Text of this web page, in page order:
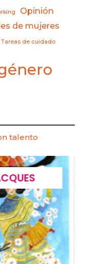
Opinión
de mujeres
Tareas de cuidado
talento